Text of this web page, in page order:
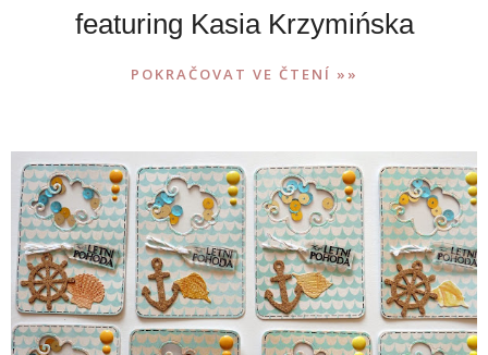
featuring Kasia Krzymińska
POKRAČOVAT VE ČTENÍ »»